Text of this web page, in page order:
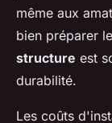
même aux
bien préparer
structure est
durabilité.
Les coûts